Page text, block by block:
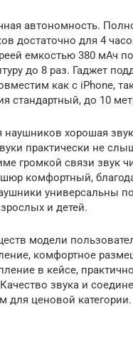
автономность.
достаточно для 4
емкостью 380 мАч
до 8 раз. Гаджет
как с iPhone,
стандартный, до 10
наушников хорошая
практически не
громкой связи звук
комфортный,
универсальны
и детей.
модели
комфортное
в кейсе,
звука и
для ценовой категории.